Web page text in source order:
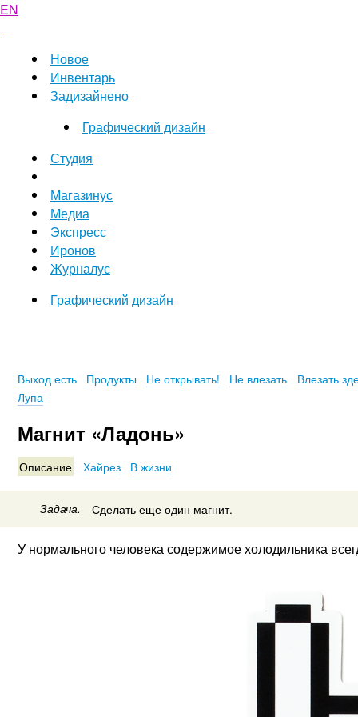
EN
Новое
Инвентарь
Задизайнено
Графический дизайн
Студия
Магазинус
Медиа
Экспресс
Иронов
Журналус
Графический дизайн
Выход есть Продукты Не открывать! Не влезать
Влезать
Лупа
Магнит «Ладонь»
Описание Хайрез В жизни
Задача. Сделать еще один магнит.
У нормального человека содержимое холодильника